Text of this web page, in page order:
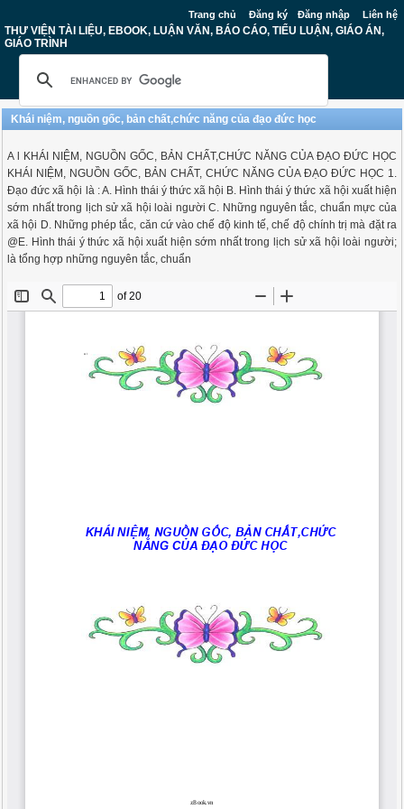
Trang chủ Đăng ký Đăng nhập Liên hệ
THƯ VIỆN TÀI LIỆU, EBOOK, LUẬN VĂN, BÁO CÁO, TIỂU LUẬN, GIÁO ÁN,
GIÁO TRÌNH
Khái niệm, nguồn gốc, bản chất,chức năng của đạo đức học
A l KHÁI NIỆM, NGUỒN GỐC, BẢN CHẤT,CHỨC NĂNG CỦA ĐẠO ĐỨC HỌC
KHÁI NIỆM, NGUỒN GỐC, BẢN CHẤT, CHỨC NĂNG CỦA ĐẠO ĐỨC HỌC 1.
Đạo đức xã hội là : A. Hình thái ý thức xã hội B. Hình thái ý thức xã hội xuất hiện
sớm nhất trong lịch sử xã hội loài người C. Những nguyên tắc, chuẩn mực của
xã hội D. Những phép tắc, căn cứ vào chế độ kinh tế, chế độ chính trị mà đặt ra
@E. Hình thái ý thức xã hội xuất hiện sớm nhất trong lịch sử xã hội loài người;
là tổng hợp những nguyên tắc, chuẩn